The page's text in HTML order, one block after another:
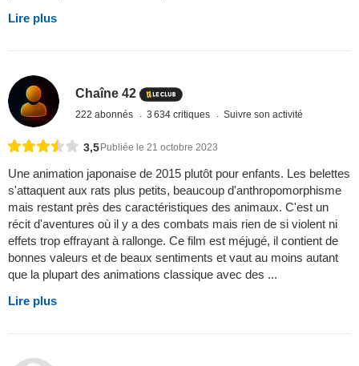
Lire plus
Chaîne 42
222 abonnés 3 634 critiques Suivre son activité
3,5Publiée le 21 octobre 2023
Une animation japonaise de 2015 plutôt pour enfants. Les belettes
s'attaquent aux rats plus petits, beaucoup d'anthropomorphisme
mais restant près des caractéristiques des animaux. C'est un
récit d'aventures où il y a des combats mais rien de si violent ni
effets trop effrayant à rallonge. Ce film est méjugé, il contient de
bonnes valeurs et de beaux sentiments et vaut au moins autant
que la plupart des animations classique avec des ...
Lire plus